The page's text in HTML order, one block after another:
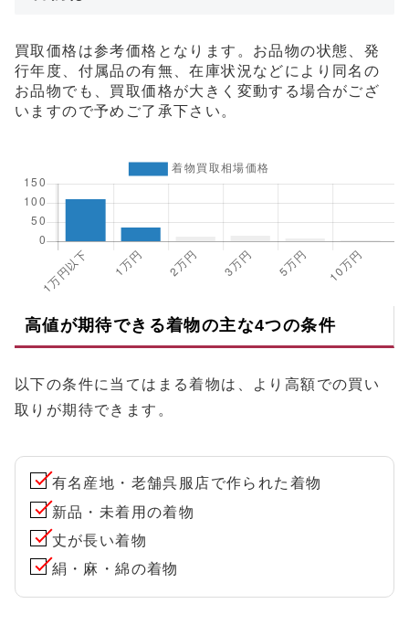
買取価格は参考価格となります。お品物の状態、発
行年度、付属品の有無、在庫状況などにより同名の
お品物でも、買取価格が大きく変動する場合がござ
いますので予めご了承下さい。
高値が期待できる着物の主な4つの条件
以下の条件に当てはまる着物は、より高額での買い
取りが期待できます。
有名産地・老舗呉服店で作られた着物
新品・未着用の着物
丈が長い着物
絹・麻・綿の着物